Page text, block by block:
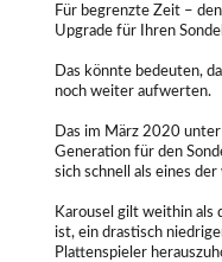
Für begrenzte Zeit –
Upgrade für Ihren
Das könnte bedeuten,
noch weiter aufwerten.
Das im März 2020
Generation für den
sich schnell als eines
Karousel gilt weithin als
ist, ein drastisch
Plattenspieler